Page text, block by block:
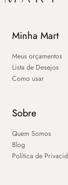
Minha Mart
Meus orçamentos
Lista de Desejos
Como usar
Sobre
Quem Somos
Blog
Política de